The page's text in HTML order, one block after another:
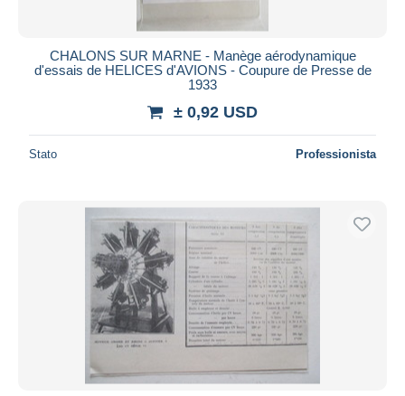
CHALONS SUR MARNE - Manège aérodynamique
d'essais de HELICES d'AVIONS - Coupure de Presse de
1933
± 0,92 USD
Stato Professionista